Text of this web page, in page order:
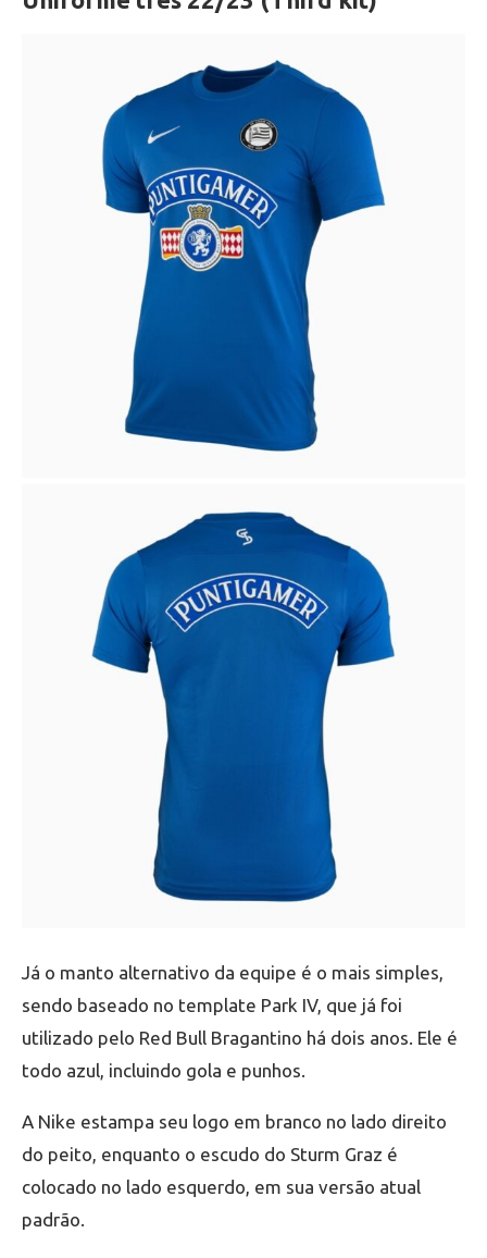
Já o manto alternativo da equipe é o mais simples,
sendo baseado no template Park IV, que já foi
utilizado pelo Red Bull Bragantino há dois anos. Ele é
todo azul, incluindo gola e punhos.
A Nike estampa seu logo em branco no lado direito
do peito, enquanto o escudo do Sturm Graz é
colocado no lado esquerdo, em sua versão atual
padrão.